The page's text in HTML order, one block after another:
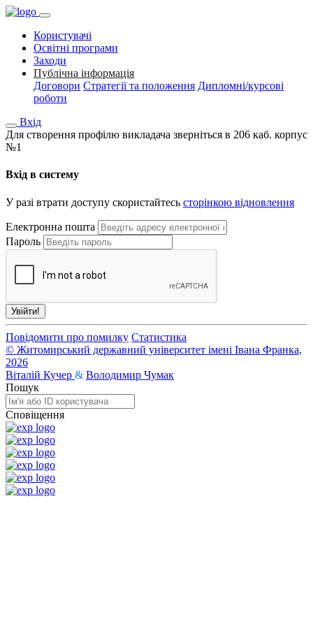
Користувачі
Освітні програми
Заходи
Публічна інформація
Договори Стратегії та положення Дипломні/курсові
роботи
Вхід
Для створення профілю викладача зверніться в 206 каб. корпус
№1
Вхід в систему
У разі втрати доступу скористайтесь сторінкою відновлення
Електронна пошта
Пароль
Увійти!
Повідомити про помилку Статистика
© Житомирський державний університет імені Івана Франка,
2026
Віталій Кучер & Володимир Чумак
Пошук
Сповіщення